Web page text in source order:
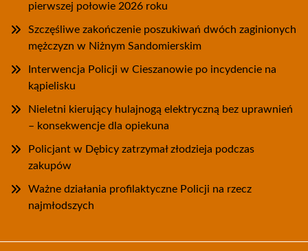
pierwszej połowie 2026 roku
Szczęśliwe zakończenie poszukiwań dwóch zaginionych
mężczyzn w Niżnym Sandomierskim
Interwencja Policji w Cieszanowie po incydencie na
kąpielisku
Nieletni kierujący hulajnogą elektryczną bez uprawnień
– konsekwencje dla opiekuna
Policjant w Dębicy zatrzymał złodzieja podczas
zakupów
Ważne działania profilaktyczne Policji na rzecz
najmłodszych